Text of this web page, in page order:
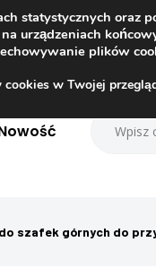
do szafek górnych do
statystycznych oraz
urządzeniach
plików
w Twojej